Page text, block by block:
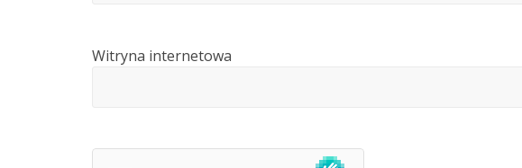
Witryna internetowa